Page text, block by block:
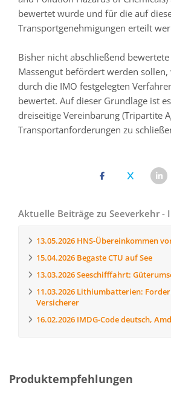
bewertet wurde und für die auf
Transportgenehmigungen erteilt
Bisher nicht abschließend
Massengut befördert werden
durch die IMO festgelegten
bewertet. Auf dieser Grundlage ist
dreiseitige Vereinbarung (Tripartite
Transportanforderungen zu
Aktuelle Beiträge zu Seeverkehr -
13.05.2026 HNS-Übereinkommen
15.04.2026 Begaste CTU auf See
13.03.2026Seeschifffahrt:
11.03.2026 Lithiumbatterien:
Versicherer
16.02.2026 IMDG-Code deutsch,
Produktempfehlungen